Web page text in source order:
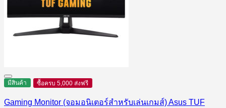
มีสินค้า ซื้อครบ 5,000 ส่งฟรี
Gaming Monitor (จอมอนิเตอร์สำหรับเล่นเกมส์) Asus TUF